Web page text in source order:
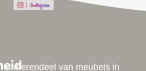
merendeel van meubels in